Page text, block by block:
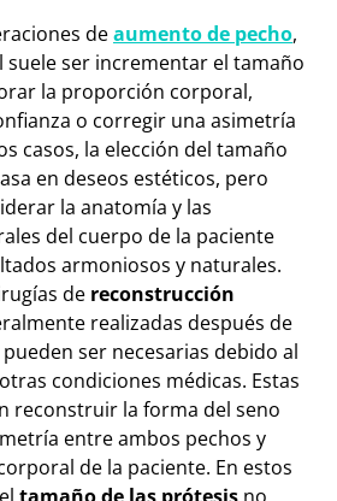
deaumento de pecho,
ser incrementar el tamaño
la proporción corporal,
o corregir una asimetría
casos, la elección del tamaño
en deseos estéticos, pero
la anatomía y las
del cuerpo de la paciente
armoniosos y naturales.
de reconstrucción
realizadas después de
ser necesarias debido al
condiciones médicas. Estas
reconstruir la forma del seno
entre ambos pechos y
de la paciente. En estos